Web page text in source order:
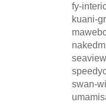
fy-
kuani-
swan-